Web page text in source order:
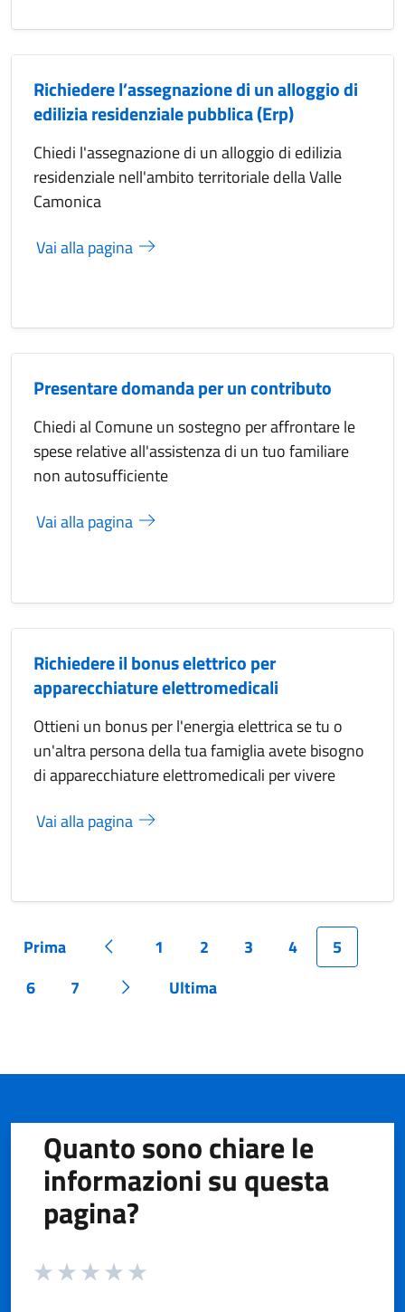
Richiedere l’assegnazione di un alloggio di
edilizia residenziale pubblica (Erp)
Chiedi l'assegnazione di un alloggio di edilizia
residenziale nell'ambito territoriale della Valle
Camonica
Vai alla pagina
Presentare domanda per un contributo
Chiedi al Comune un sostegno per affrontare le
spese relative all'assistenza di un tuo familiare
non autosufficiente
Vai alla pagina
Richiedere il bonus elettrico per
apparecchiature elettromedicali
Ottieni un bonus per l'energia elettrica se tu o
un'altra persona della tua famiglia avete bisogno
di apparecchiature elettromedicali per vivere
Vai alla pagina
Pagina
Prima Pagina precedente
Pagina
1 Pagina
2 Pagina
3 Pagina
4 Pagina
5
Pagina
6 Pagina
7 Pagina successiva
Pagina
Ultima
Quanto sono chiare le
informazioni su questa
pagina?
Valuta da 1 a 5 stelle la pagina